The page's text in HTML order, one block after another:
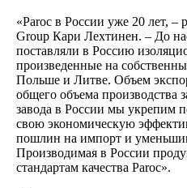
«Paroc в России уже 20 лет, –
Group Кари Лехтинен. – До
поставляли в Россию
произведенные на
Польше и Литве. Объем
общего объема производства
завода в России мы укрепим
свою экономическую
пошлин на импорт и
Производимая в России
стандартам качества Paroc».